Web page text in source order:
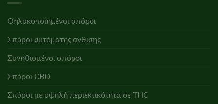
Θηλυκοποιημένοι σπόροι
Σπόροι αυτόματης άνθισης
Συνηθισμένοι σπόροι
Σπόροι CBD
Σπόροι με υψηλή περιεκτικότητα σε THC